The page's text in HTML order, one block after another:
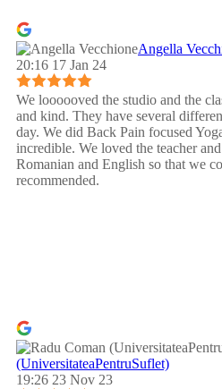
Angella
20:16 17 Jan 24
We loooooved the studio and the
and kind. They have several
day. We did Back Pain focused
incredible. We loved the teacher
Romanian and English so that we
recommended.
(UniversitateaPentruSuflet)
19:26 23 Nov 23